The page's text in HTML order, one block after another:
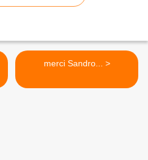
merci Sandro... >